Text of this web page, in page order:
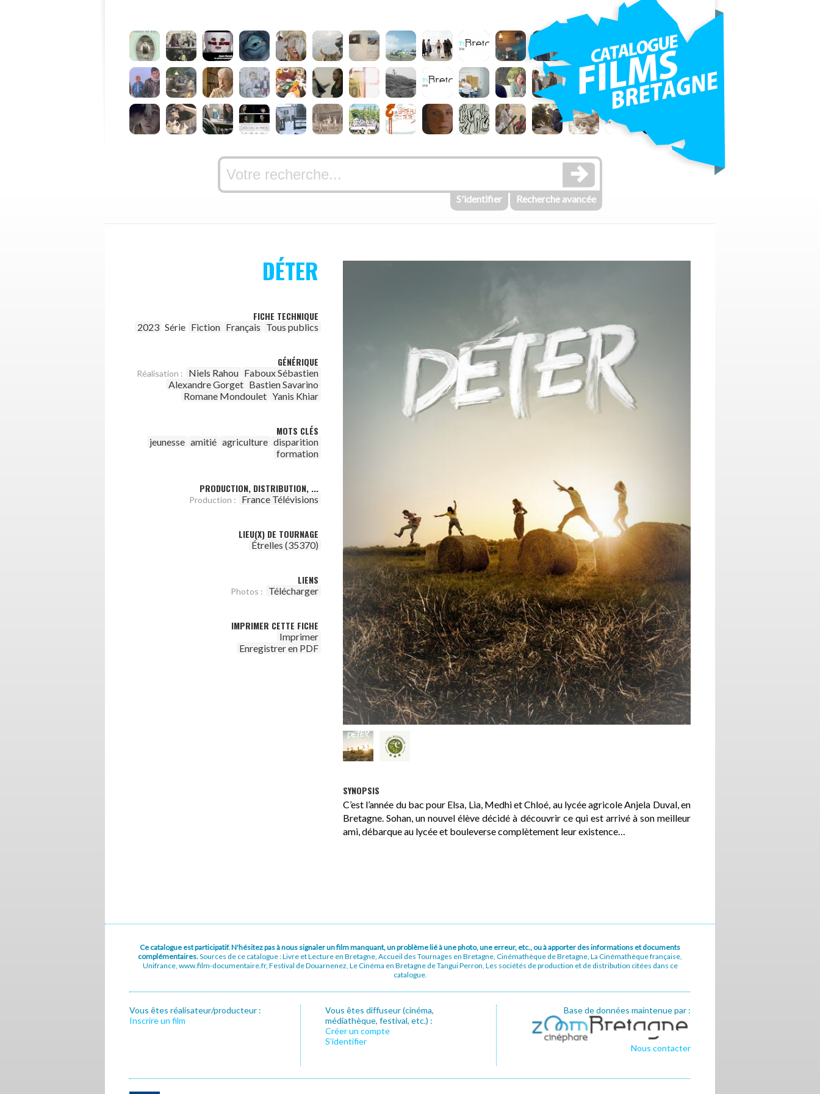
S'identifier Recherche avancée
DÉTER
FICHE TECHNIQUE
2023 Série Fiction Français Tous publics
GÉNÉRIQUE
Réalisation : Niels Rahou Faboux Sébastien
Alexandre Gorget Bastien Savarino
Romane Mondoulet Yanis Khiar
MOTS CLÉS
jeunesse amitié agriculture disparition
formation
PRODUCTION, DISTRIBUTION, ...
Production : France Télévisions
LIEU(X) DE TOURNAGE
Étrelles (35370)
LIENS
Photos : Télécharger
IMPRIMER CETTE FICHE
Imprimer
Enregistrer en PDF
SYNOPSIS
C’est l’année du bac pour Elsa, Lia, Medhi et Chloé, au lycée agricole Anjela Duval, en
Bretagne. Sohan, un nouvel élève décidé à découvrir ce qui est arrivé à son meilleur
ami, débarque au lycée et bouleverse complètement leur existence…
Ce catalogue est participatif. N'hésitez pas à nous signaler un film manquant, un problème lié à une photo, une erreur, etc., ou à apporter des informations et documents
complémentaires.Sources de ce catalogue : Livre et Lecture en Bretagne, Accueil des Tournages en Bretagne, Cinémathèque de Bretagne, La Cinémathèque française,
Unifrance, www.film-documentaire.fr, Festival de Douarnenez, Le Cinéma en Bretagne de Tangui Perron, Les sociétés de production et de distribution citées dans ce
catalogue.
Vous êtes réalisateur/producteur :
Inscrire un film
Vous êtes diffuseur (cinéma,
médiathèque, festival, etc.) :
Créer un compte
S’identifier
Base de données maintenue par :
Nous contacter